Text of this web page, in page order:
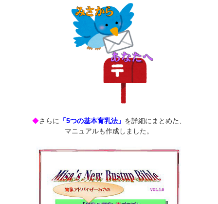
◆さらに 「5つの基本育乳法」 を詳細にまとめた、
マニュアルも作成しました。